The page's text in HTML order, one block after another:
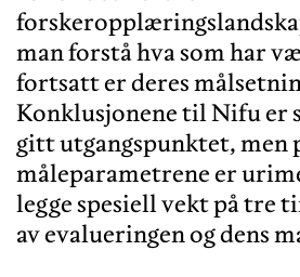
man forstå hva som har
fortsatt er deres
Konklusjonene til Nifu er
gitt utgangspunktet, men
måleparametrene er
legge spesiell vekt på tre
av evalueringen og dens